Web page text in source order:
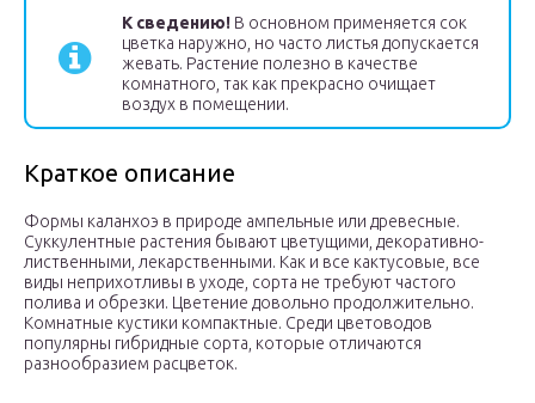
К сведению! В основном применяется сок
цветка наружно, но часто листья допускается
жевать. Растение полезно в качестве
комнатного, так как прекрасно очищает
воздух в помещении.
Краткое описание
Формы каланхоэ в природе ампельные или древесные.
Суккулентные растения бывают цветущими, декоративно-
лиственными, лекарственными. Как и все кактусовые, все
виды неприхотливы в уходе, сорта не требуют частого
полива и обрезки. Цветение довольно продолжительно.
Комнатные кустики компактные. Среди цветоводов
популярны гибридные сорта, которые отличаются
разнообразием расцветок.